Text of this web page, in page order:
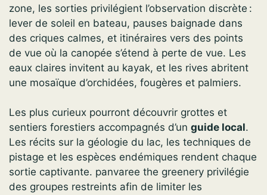
zone, les sorties privilégient l’observation discrète :
lever de soleil en bateau, pauses baignade dans
des criques calmes, et itinéraires vers des points
de vue où la canopée s’étend à perte de vue. Les
eaux claires invitent au kayak, et les rives abritent
une mosaïque d’orchidées, fougères et palmiers.
Les plus curieux pourront découvrir grottes et
sentiers forestiers accompagnés d’un guide local.
Les récits sur la géologie du lac, les techniques de
pistage et les espèces endémiques rendent chaque
sortie captivante. panvaree the greenery privilégie
des groupes restreints afin de limiter les